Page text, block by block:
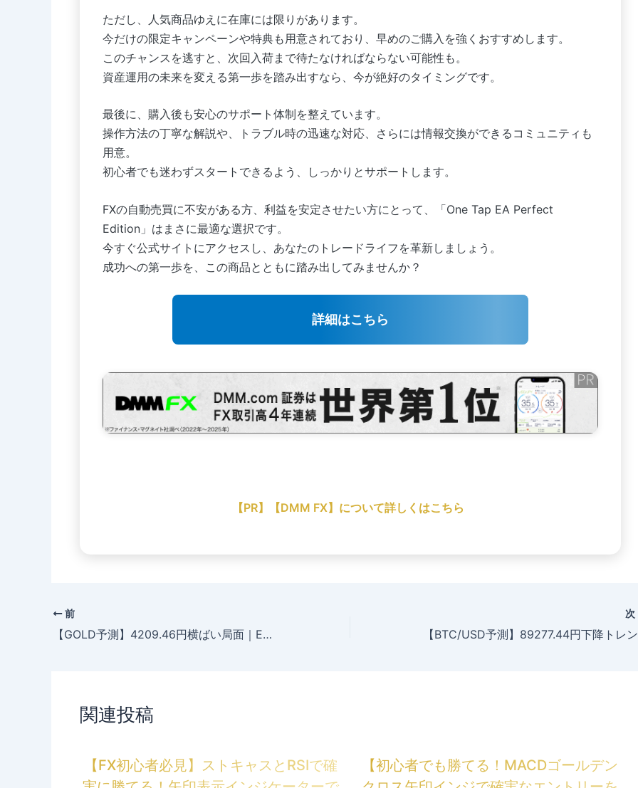
ただし、人気商品ゆえに在庫には限りがあります。
今だけの限定キャンペーンや特典も用意されており、早めのご購入を強くおすすめします。
このチャンスを逃すと、次回入荷まで待たなければならない可能性も。
資産運用の未来を変える第一歩を踏み出すなら、今が絶好のタイミングです。
最後に、購入後も安心のサポート体制を整えています。
操作方法の丁寧な解説や、トラブル時の迅速な対応、さらには情報交換ができるコミュニティも
用意。
初心者でも迷わずスタートできるよう、しっかりとサポートします。
FXの自動売買に不安がある方、利益を安定させたい方にとって、「One Tap EA Perfect
Edition」はまさに最適な選択です。
今すぐ公式サイトにアクセスし、あなたのトレードライフを革新しましょう。
成功への第一歩を、この商品とともに踏み出してみませんか？
詳細はこちら
【PR】【DMM FX】について詳しくはこちら
前
【GOLD予測】4209.46円横ばい局面｜EMA10均衡で見る24時間の値動き【12/05】
次
関連投稿
【FX初心者必見】ストキャスとRSIで確
【初心者でも勝てる！MACDゴールデン